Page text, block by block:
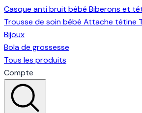
Casque anti bruit bébé Biberons et
Trousse de soin bébé Attache tétine
Bijoux
Bola de grossesse
Tous les produits
Compte